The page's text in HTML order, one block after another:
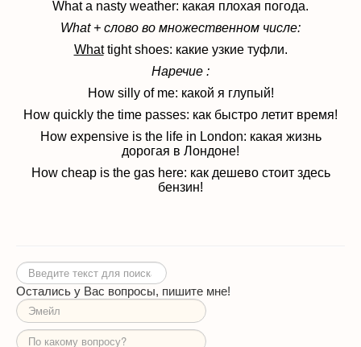
What a nasty weather: какая плохая погода.
What + слово во множественном числе:
Whattight shoes: какие узкие туфли.
Наречие :
How silly of me: какой я глупый!
How quickly the time passes: как быстро летит время!
How expensive is the life in London: какая жизнь
дорогая в Лондоне!
How cheap is the gas here: как дешево стоит здесь
бензин!
Искать...
Остались у Вас вопросы, пишите мне!